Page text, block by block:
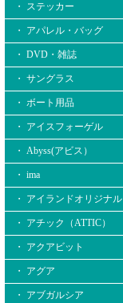
・ ステッカー
・ アパレル・バッグ
・ DVD・雑誌
・ サングラス
・ ボート用品
・ アイスフォーゲル
・ Abyss(アビス）
・ ima
・ アイランドオリジナル
・ アチック（ATTIC）
・ アクアビット
・ アグア
・ アブガルシア